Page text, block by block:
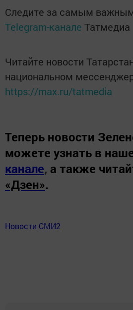
Следите за самым
Telegram-канале Татмедиа
Читайте новости
национальном
https://max.ru/tatmedia
Теперь новости
можете узнать в
канале, а также
«Дзен».
Новости СМИ2